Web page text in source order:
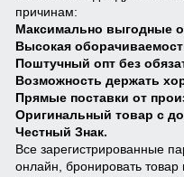
причинам:
Максимально выгодные
Высокая
Поштучный опт без
Возможность держать
Прямые поставки от
Оригинальный товар с
Честный Знак.
Все зарегистрированные
онлайн, бронировать